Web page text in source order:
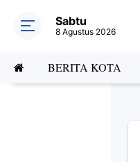
Sabtu
8 Agustus 2026
BERITA KOTA